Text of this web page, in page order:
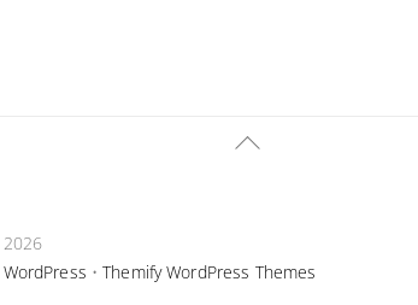
Back
2026
WordPress •Themify WordPress Themes